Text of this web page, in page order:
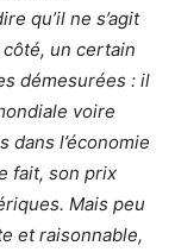
qu’il ne s’agit
côté, un certain
démesurées : il
voire
dans l’économie
fait, son prix
Mais peu
et raisonnable,